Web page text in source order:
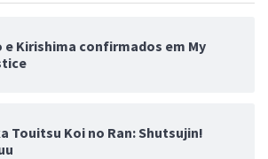
Kirishima confirmados em My
Touitsu Koi no Ran: Shutsujin!